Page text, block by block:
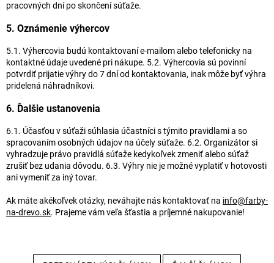
pracovných dní po skončení súťaže.
5. Oznámenie výhercov
5.1. Výhercovia budú kontaktovaní e-mailom alebo telefonicky na
kontaktné údaje uvedené pri nákupe. 5.2. Výhercovia sú povinní
potvrdiť prijatie výhry do 7 dní od kontaktovania, inak môže byť výhra
pridelená náhradníkovi.
6. Ďalšie ustanovenia
6.1. Účasťou v súťaži súhlasia účastníci s týmito pravidlami a so
spracovaním osobných údajov na účely súťaže. 6.2. Organizátor si
vyhradzuje právo pravidlá súťaže kedykoľvek zmeniť alebo súťaž
zrušiť bez udania dôvodu. 6.3. Výhry nie je možné vyplatiť v hotovosti
ani vymeniť za iný tovar.
Ak máte akékoľvek otázky, neváhajte nás kontaktovať na info@farby-
na-drevo.sk. Prajeme vám veľa šťastia a príjemné nakupovanie!